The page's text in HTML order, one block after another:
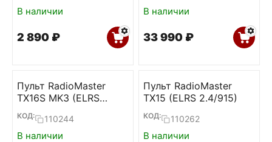
В наличии
2 890 ₽
В наличии
33 990 ₽
Пульт RadioMaster
TX16S MK3 (ELRS
Gemini-X 2.4+915)
КОД: 110244
В наличии
Пульт RadioMaster
TX15 (ELRS 2.4/915)
КОД: 110262
В наличии